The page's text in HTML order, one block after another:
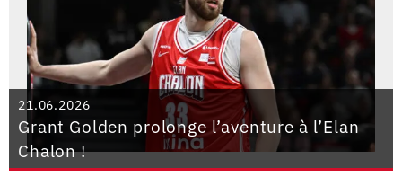
21.06.2026
Grant Golden prolonge l’aventure à l’Elan
Chalon !